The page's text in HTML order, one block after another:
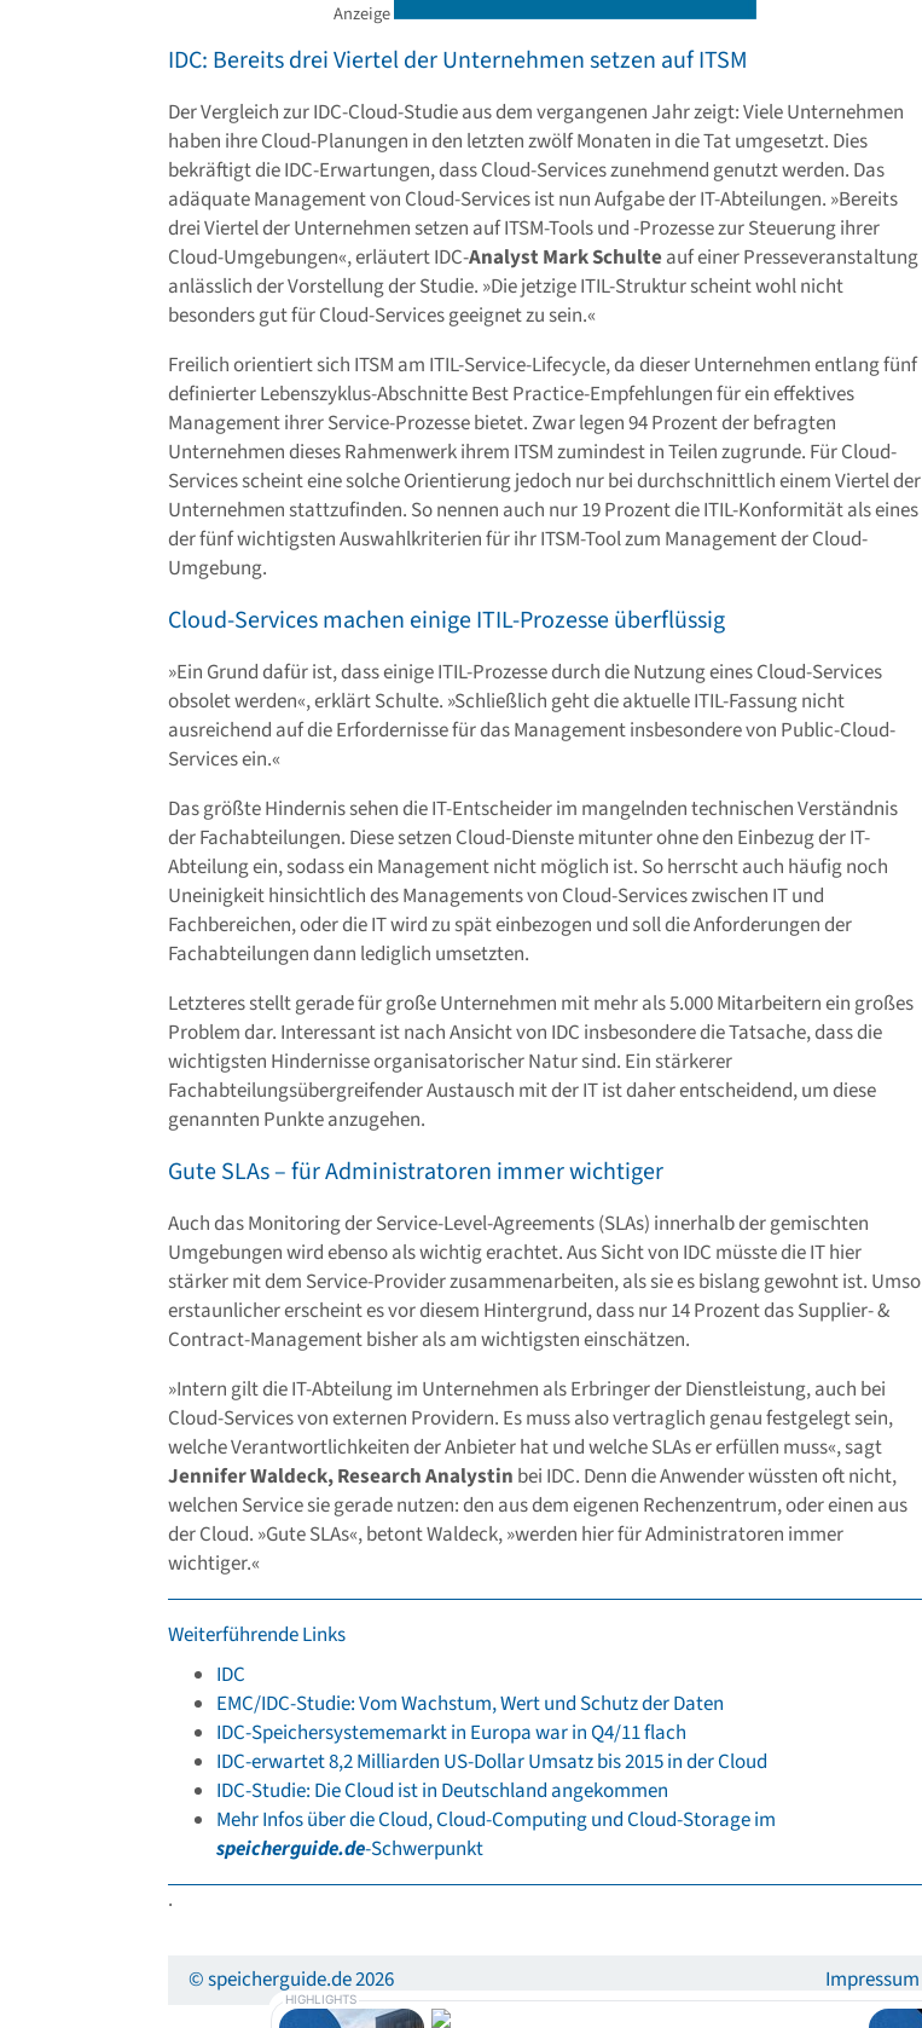
Anzeige
IDC: Bereits drei Viertel der Unternehmen setzen auf ITSM
Der Vergleich zur IDC-Cloud-Studie aus dem vergangenen Jahr zeigt: Viele Unternehmen
haben ihre Cloud-Planungen in den letzten zwölf Monaten in die Tat umgesetzt. Dies
bekräftigt die IDC-Erwartungen, dass Cloud-Services zunehmend genutzt werden. Das
adäquate Management von Cloud-Services ist nun Aufgabe der IT-Abteilungen. »Bereits
drei Viertel der Unternehmen setzen auf ITSM-Tools und -Prozesse zur Steuerung ihrer
Cloud-Umgebungen«, erläutert IDC-Analyst Mark Schulteauf einer Presseveranstaltung
anlässlich der Vorstellung der Studie. »Die jetzige ITIL-Struktur scheint wohl nicht
besonders gut für Cloud-Services geeignet zu sein.«
Freilich orientiert sich ITSM am ITIL-Service-Lifecycle, da dieser Unternehmen entlang fünf
definierter Lebenszyklus-Abschnitte Best Practice-Empfehlungen für ein effektives
Management ihrer Service-Prozesse bietet. Zwar legen 94 Prozent der befragten
Unternehmen dieses Rahmenwerk ihrem ITSM zumindest in Teilen zugrunde. Für Cloud-
Services scheint eine solche Orientierung jedoch nur bei durchschnittlich einem Viertel der
Unternehmen stattzufinden. So nennen auch nur 19 Prozent die ITIL-Konformität als eines
der fünf wichtigsten Auswahlkriterien für ihr ITSM-Tool zum Management der Cloud-
Umgebung.
Cloud-Services machen einige ITIL-Prozesse überflüssig
»Ein Grund dafür ist, dass einige ITIL-Prozesse durch die Nutzung eines Cloud-Services
obsolet werden«, erklärt Schulte. »Schließlich geht die aktuelle ITIL-Fassung nicht
ausreichend auf die Erfordernisse für das Management insbesondere von Public-Cloud-
Services ein.«
Das größte Hindernis sehen die IT-Entscheider im mangelnden technischen Verständnis
der Fachabteilungen. Diese setzen Cloud-Dienste mitunter ohne den Einbezug der IT-
Abteilung ein, sodass ein Management nicht möglich ist. So herrscht auch häufig noch
Uneinigkeit hinsichtlich des Managements von Cloud-Services zwischen IT und
Fachbereichen, oder die IT wird zu spät einbezogen und soll die Anforderungen der
Fachabteilungen dann lediglich umsetzten.
Letzteres stellt gerade für große Unternehmen mit mehr als 5.000 Mitarbeitern ein großes
Problem dar. Interessant ist nach Ansicht von IDC insbesondere die Tatsache, dass die
wichtigsten Hindernisse organisatorischer Natur sind. Ein stärkerer
Fachabteilungsübergreifender Austausch mit der IT ist daher entscheidend, um diese
genannten Punkte anzugehen.
Gute SLAs – für Administratoren immer wichtiger
Auch das Monitoring der Service-Level-Agreements (SLAs) innerhalb der gemischten
Umgebungen wird ebenso als wichtig erachtet. Aus Sicht von IDC müsste die IT hier
stärker mit dem Service-Provider zusammenarbeiten, als sie es bislang gewohnt ist. Umso
erstaunlicher erscheint es vor diesem Hintergrund, dass nur 14 Prozent das Supplier- &
Contract-Management bisher als am wichtigsten einschätzen.
»Intern gilt die IT-Abteilung im Unternehmen als Erbringer der Dienstleistung, auch bei
Cloud-Services von externen Providern. Es muss also vertraglich genau festgelegt sein,
welche Verantwortlichkeiten der Anbieter hat und welche SLAs er erfüllen muss«, sagt
Jennifer Waldeck, Research Analystin bei IDC. Denn die Anwender wüssten oft nicht,
welchen Service sie gerade nutzen: den aus dem eigenen Rechenzentrum, oder einen aus
der Cloud. »Gute SLAs«, betont Waldeck, »werden hier für Administratoren immer
wichtiger.«
Weiterführende Links
IDC
EMC/IDC-Studie: Vom Wachstum, Wert und Schutz der Daten
IDC-Speichersystememarkt in Europa war in Q4/11 flach
IDC-erwartet 8,2 Milliarden US-Dollar Umsatz bis 2015 in der Cloud
IDC-Studie: Die Cloud ist in Deutschland angekommen
Mehr Infos über die Cloud, Cloud-Computing und Cloud-Storage im
speicherguide.de-Schwerpunkt
.
© speicherguide.de 2026 Impressum